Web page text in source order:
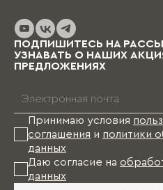
выбранных материалов
то время Вам в этом
без мебели.
ПОДПИШИТЕСЬ НА
УЗНАВАТЬ О НАШИХ
ПРЕДЛОЖЕНИЯХ
Принимаю условия
соглашения и политики
данных
Даю согласие на
данных